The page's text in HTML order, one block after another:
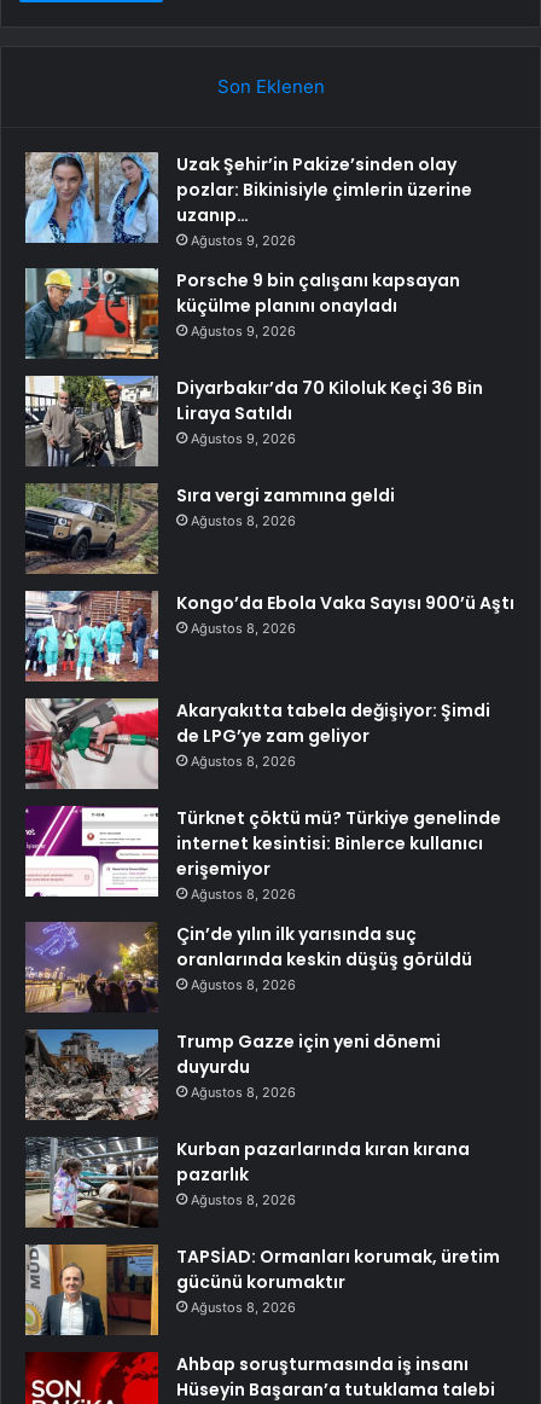
Son Eklenen
Uzak Şehir’in Pakize’sinden olay
pozlar: Bikinisiyle çimlerin üzerine
uzanıp…
Ağustos 9, 2026
Porsche 9 bin çalışanı kapsayan
küçülme planını onayladı
Ağustos 9, 2026
Diyarbakır’da 70 Kiloluk Keçi 36 Bin
Liraya Satıldı
Ağustos 9, 2026
Sıra vergi zammına geldi
Ağustos 8, 2026
Kongo’da Ebola Vaka Sayısı 900’ü Aştı
Ağustos 8, 2026
Akaryakıtta tabela değişiyor: Şimdi
de LPG’ye zam geliyor
Ağustos 8, 2026
Türknet çöktü mü? Türkiye genelinde
internet kesintisi: Binlerce kullanıcı
erişemiyor
Ağustos 8, 2026
Çin’de yılın ilk yarısında suç
oranlarında keskin düşüş görüldü
Ağustos 8, 2026
Trump Gazze için yeni dönemi
duyurdu
Ağustos 8, 2026
Kurban pazarlarında kıran kırana
pazarlık
Ağustos 8, 2026
TAPSİAD: Ormanları korumak, üretim
gücünü korumaktır
Ağustos 8, 2026
Ahbap soruşturmasında iş insanı
Hüseyin Başaran’a tutuklama talebi